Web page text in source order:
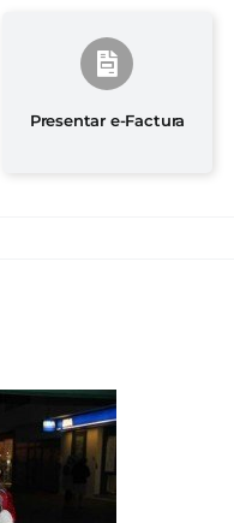
Presentar e-Factura